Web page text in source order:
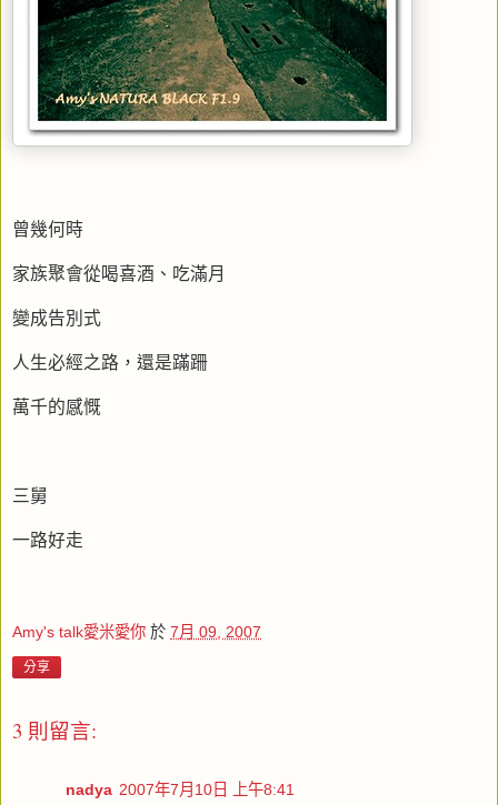
曾幾何時
家族聚會從喝喜酒、吃滿月
變成告別式
人生必經之路，還是蹣跚
萬千的感慨
三舅
一路好走
Amy's talk愛米愛你 於 7月 09, 2007
分享
3 則留言:
nadya 2007年7月10日 上午8:41